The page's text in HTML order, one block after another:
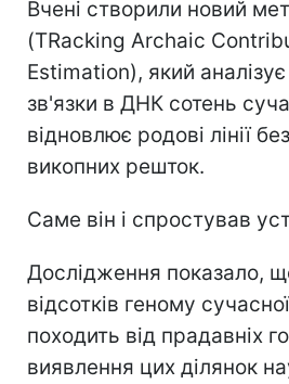
Вчені створили новий
(TRacking Archaic
Estimation), який аналізує
зв'язки в ДНК сотень
відновлює родові лінії
викопних решток.
Саме він і спростував
Дослідження показало,
відсотків геному
походить від прадавніх
виявлення цих ділянок